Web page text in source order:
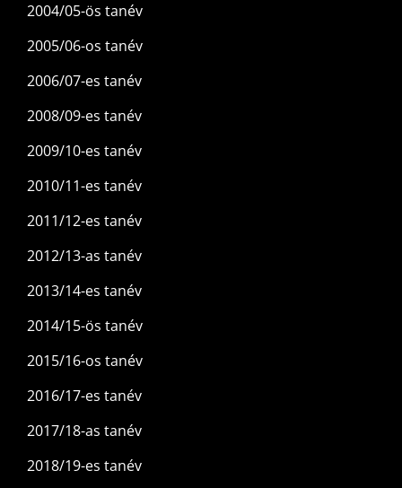
2004/05-ös tanév
2005/06-os tanév
2006/07-es tanév
2008/09-es tanév
2009/10-es tanév
2010/11-es tanév
2011/12-es tanév
2012/13-as tanév
2013/14-es tanév
2014/15-ös tanév
2015/16-os tanév
2016/17-es tanév
2017/18-as tanév
2018/19-es tanév